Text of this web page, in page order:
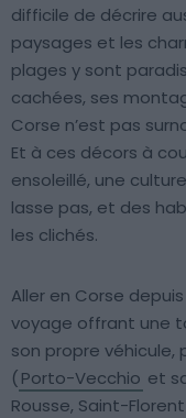
difficile de décrire
paysages et les
plages y sont
cachées, ses
Corse n’est pas
Et à ces décors à
ensoleillé, une
lasse pas, et des
les clichés.
Aller en Corse
voyage offrant une
son propre véhicule,
(Porto-Vecchio et
Rousse, Saint-